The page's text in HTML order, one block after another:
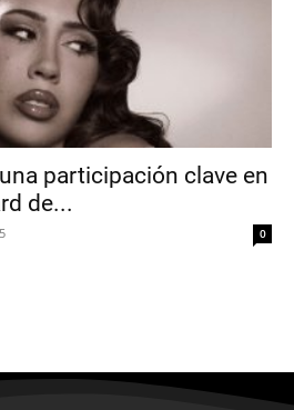
participación clave en
de...
0